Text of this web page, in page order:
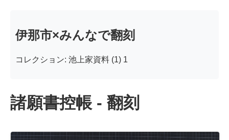
伊那市×みんなで翻刻
コレクション: 池上家資料 (1) 1
諸願書控帳 - 翻刻